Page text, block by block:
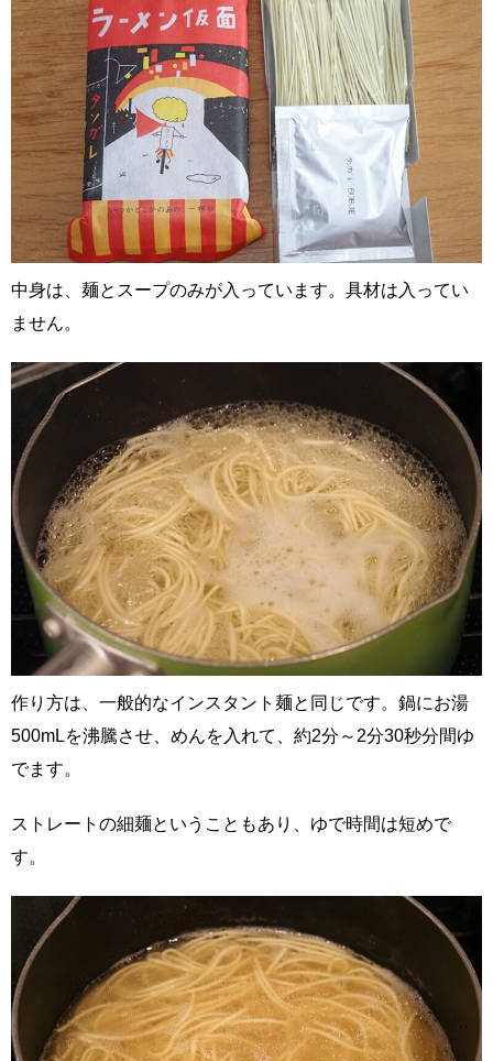
中身は、麺とスープのみが入っています。具材は入ってい
ません。
作り方は、一般的なインスタント麺と同じです。鍋にお湯
500mLを沸騰させ、めんを入れて、約2分～2分30秒分間ゆ
でます。
ストレートの細麺ということもあり、ゆで時間は短めで
す。